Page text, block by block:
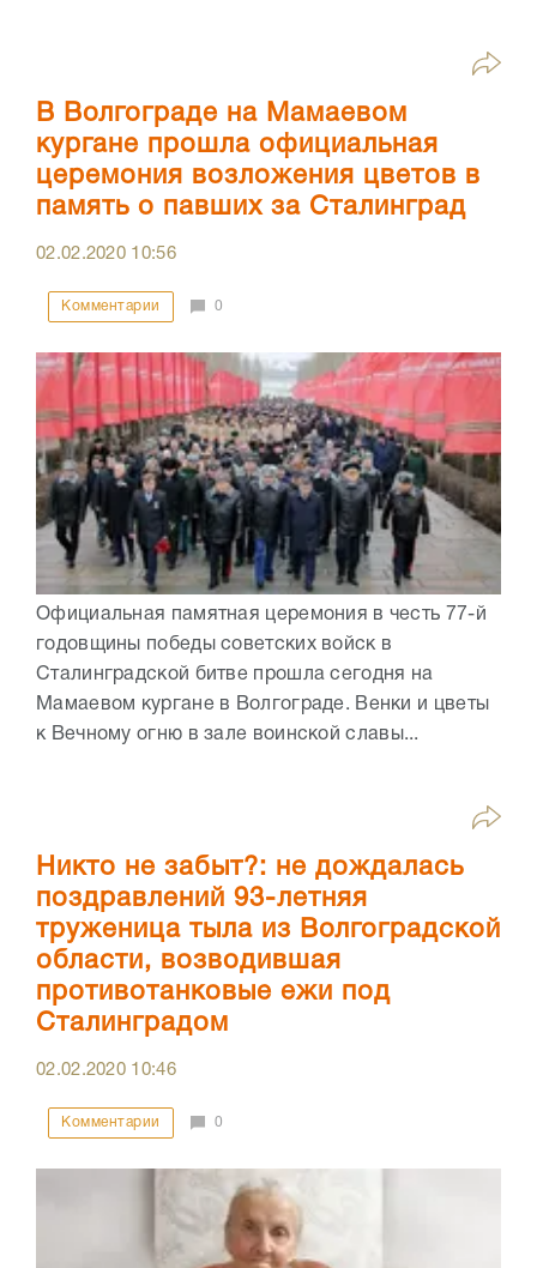
В Волгограде на Мамаевом
кургане прошла официальная
церемония возложения цветов в
память о павших за Сталинград
02.02.2020 10:56
Комментарии 0
Официальная памятная церемония в честь 77-й
годовщины победы советских войск в
Сталинградской битве прошла сегодня на
Мамаевом кургане в Волгограде. Венки и цветы
к Вечному огню в зале воинской славы...
Никто не забыт?: не дождалась
поздравлений 93-летняя
труженица тыла из Волгоградской
области, возводившая
противотанковые ежи под
Сталинградом
02.02.2020 10:46
Комментарии 0